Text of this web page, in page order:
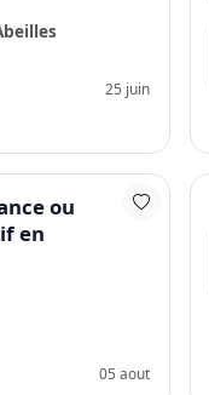
25 juin
ou
en
05 aout